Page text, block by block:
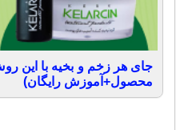
محصول+آموزش رایگان)